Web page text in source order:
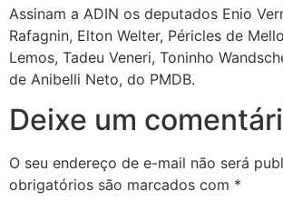
Assinam a ADIN os deputados Enio
Rafagnin, Elton Welter, Péricles de
Lemos, Tadeu Veneri, Toninho
de Anibelli Neto, do PMDB.
Deixe um
O seu endereço de e-mail não será
obrigatórios são marcados com *